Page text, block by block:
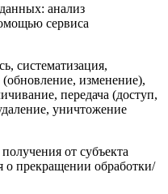
анализ
сервиса
систематизация,
изменение),
передача (доступ,
уничтожение
от субъекта
о прекращении обработки/